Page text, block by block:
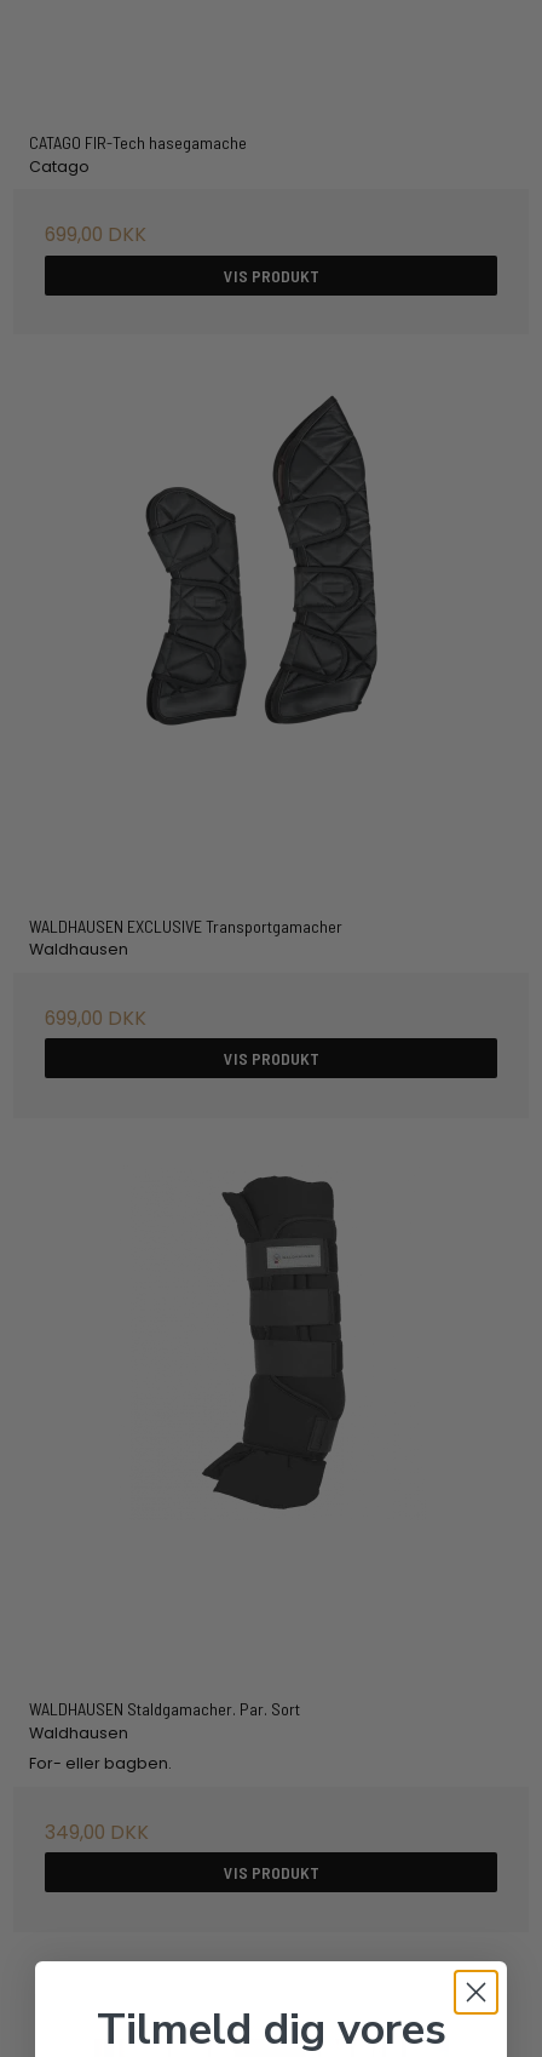
CATAGO FIR-Tech hasegamache
Catago
699,00 DKK
VIS PRODUKT
WALDHAUSEN EXCLUSIVE Transportgamacher
Waldhausen
699,00 DKK
VIS PRODUKT
WALDHAUSEN Staldgamacher. Par. Sort
Waldhausen
For- eller bagben.
349,00 DKK
VIS PRODUKT
Tilmeld dig vores